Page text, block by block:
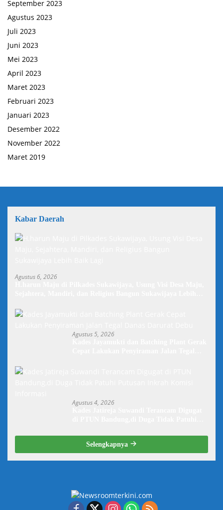
September 2023
Agustus 2023
Juli 2023
Juni 2023
Mei 2023
April 2023
Maret 2023
Februari 2023
Januari 2023
Desember 2022
November 2022
Maret 2019
Kabar Daerah
Agustus 6, 2026
Agustus 5, 2026
Agustus 4, 2026
Selengkapnya